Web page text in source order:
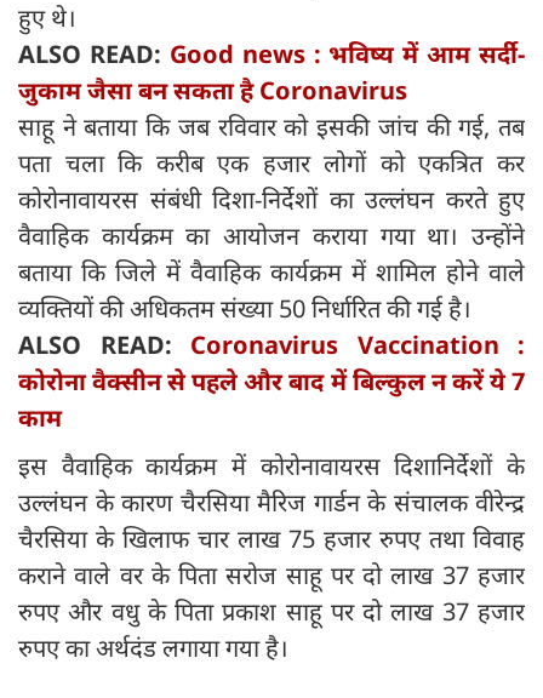
हुए थे।
ALSO READ: Good news : भविष्य में आम सर्दी-
जुकाम जैसा बन सकता है Coronavirus
साहू ने बताया कि जब रविवार को इसकी जांच की गई, तब
पता चला कि करीब एक हजार लोगों को एकत्रित कर
कोरोनावायरस संबंधी दिशा-निर्देशों का उल्लंघन करते हुए
वैवाहिक कार्यक्रम का आयोजन कराया गया था। उन्होंने
बताया कि जिले में वैवाहिक कार्यक्रम में शामिल होने वाले
व्यक्तियों की अधिकतम संख्या 50 निर्धारित की गई है।
ALSO READ: Coronavirus Vaccination :
कोरोना वैक्सीन से पहले और बाद में बिल्कुल न करें ये 7
काम
इस वैवाहिक कार्यक्रम में कोरोनावायरस दिशानिर्देशों के
उल्लंघन के कारण चैरसिया मैरिज गार्डन के संचालक वीरेन्द्र
चैरसिया के खिलाफ चार लाख 75 हजार रुपए तथा विवाह
कराने वाले वर के पिता सरोज साहू पर दो लाख 37 हजार
रुपए और वधु के पिता प्रकाश साहू पर दो लाख 37 हजार
रुपए का अर्थदंड लगाया गया है।